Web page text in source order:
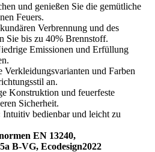
und genießen Sie die gemütliche
Feuers.
Verbrennung und des
Sie bis zu 40% Brennstoff.
Emissionen und Erfüllung
Verkleidungsvarianten und Farben
an.
Konstruktion und feuerfeste
Sicherheit.
Intuitiv bedienbar und leicht zu
EN 13240,
B-VG, Ecodesign2022